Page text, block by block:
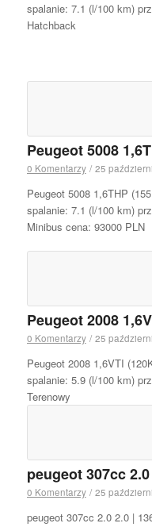
spalanie: 7.1 (l/100 km)
Hatchback
Peugeot 5008
0 Komentarzy / 25
Peugeot 5008 1,6THP
spalanie: 7.1 (l/100 km)
Minibus cena: 93000 PLN
Peugeot 2008
0 Komentarzy / 25
Peugeot 2008 1,6VTI
spalanie: 5.9 (l/100 km)
Terenowy
peugeot 307cc
0 Komentarzy / 25
peugeot 307cc 2.0 2.0 |